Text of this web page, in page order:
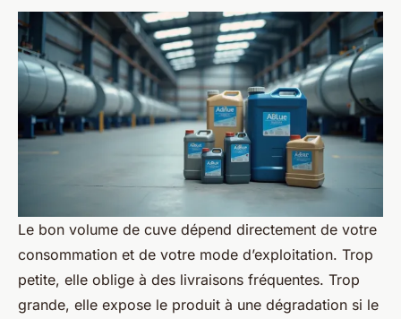
Le bon volume de cuve dépend directement de votre
consommation et de votre mode d’exploitation. Trop
petite, elle oblige à des livraisons fréquentes. Trop
grande, elle expose le produit à une dégradation si le